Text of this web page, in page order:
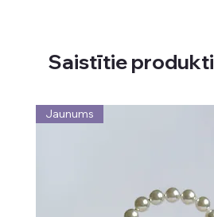
Saistītie produkti
Jaunums